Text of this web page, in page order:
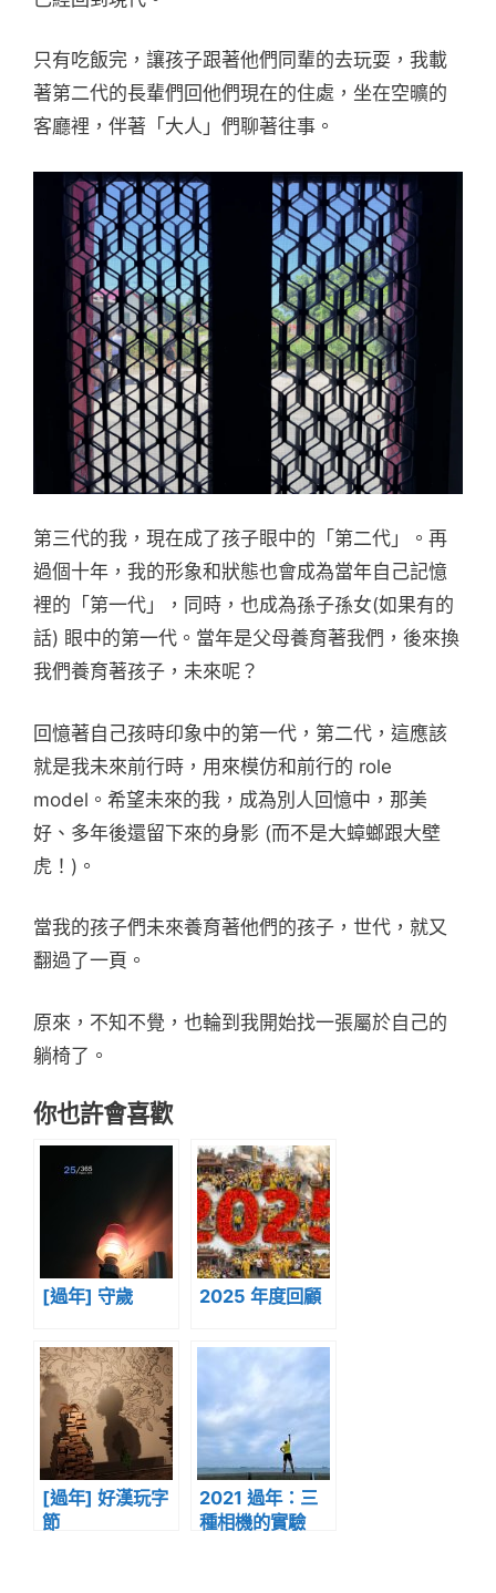
只有吃飯完，讓孩子跟著他們同輩的去玩耍，我載
著第二代的長輩們回他們現在的住處，坐在空曠的
客廳裡，伴著「大人」們聊著往事。
第三代的我，現在成了孩子眼中的「第二代」。再
過個十年，我的形象和狀態也會成為當年自己記憶
裡的「第一代」，同時，也成為孫子孫女(如果有的
話) 眼中的第一代。當年是父母養育著我們，後來換
我們養育著孩子，未來呢？
回憶著自己孩時印象中的第一代，第二代，這應該
就是我未來前行時，用來模仿和前行的 role
model。希望未來的我，成為別人回憶中，那美
好、多年後還留下來的身影 (而不是大蟑螂跟大壁
虎！)。
當我的孩子們未來養育著他們的孩子，世代，就又
翻過了一頁。
原來，不知不覺，也輪到我開始找一張屬於自己的
躺椅了。
你也許會喜歡
[過年] 守歲 2025 年度回顧
[過年] 好漢玩字
節
2021 過年：三
種相機的實驗